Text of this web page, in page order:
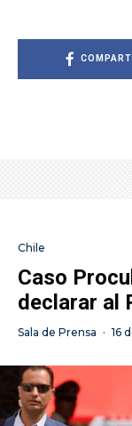
Chile
Caso
declarar al
Sala de Prensa · 16